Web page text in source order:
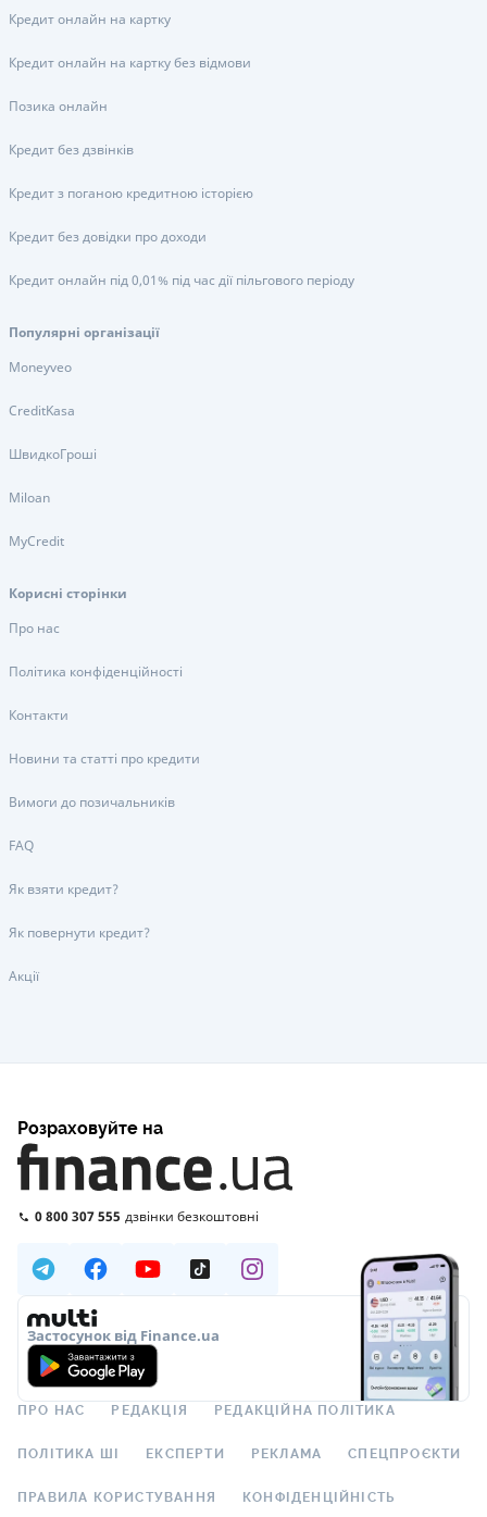
Кредит онлайн на картку
Кредит онлайн на картку без відмови
Позика онлайн
Кредит без дзвінків
Кредит з поганою кредитною історією
Кредит без довідки про доходи
Кредит онлайн під 0,01% під час дії пільгового періоду
Популярні організації
Moneyveo
CreditKasa
ШвидкоГроші
Miloan
MyCredit
Корисні сторінки
Про нас
Політика конфіденційності
Контакти
Новини та статті про кредити
Вимоги до позичальників
FAQ
Як взяти кредит?
Як повернути кредит?
Акції
Розраховуйте на
0 800 307 555 дзвінки безкоштовні
Застосунок від Finance.ua
ПРО НАС РЕДАКЦІЯ РЕДАКЦІЙНА ПОЛІТИКА
ПОЛІТИКА ШІ ЕКСПЕРТИ РЕКЛАМА СПЕЦПРОЄКТИ
ПРАВИЛА КОРИСТУВАННЯ КОНФІДЕНЦІЙНІСТЬ